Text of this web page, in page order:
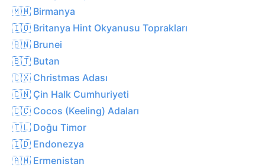
🇲🇲 Birmanya
🇮🇴 Britanya Hint Okyanusu Toprakları
🇧🇳 Brunei
🇧🇹 Butan
🇨🇽 Christmas Adası
🇨🇳 Çin Halk Cumhuriyeti
🇨🇨 Cocos (Keeling) Adaları
🇹🇱 Doğu Timor
🇮🇩 Endonezya
🇦🇲 Ermenistan